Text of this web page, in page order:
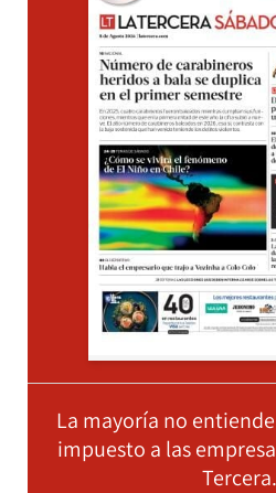
La mayoría no
impuesto a las
Tercera.